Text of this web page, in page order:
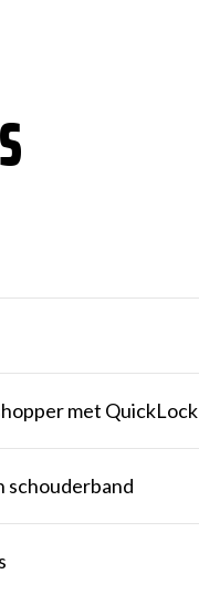
met QuickLock
schouderband